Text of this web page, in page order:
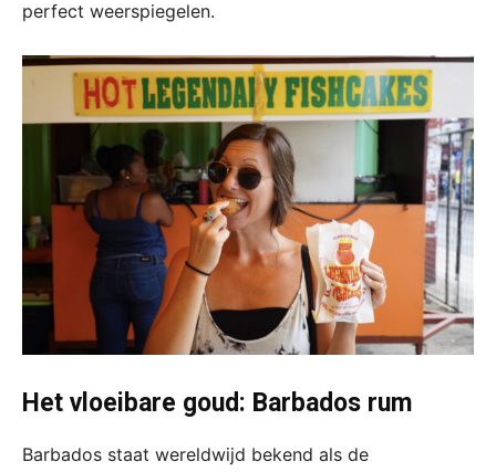
perfect weerspiegelen.
Het vloeibare goud: Barbados rum
Barbados staat wereldwijd bekend als de